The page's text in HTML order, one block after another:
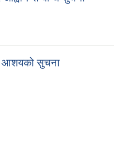
आशयको सुचना